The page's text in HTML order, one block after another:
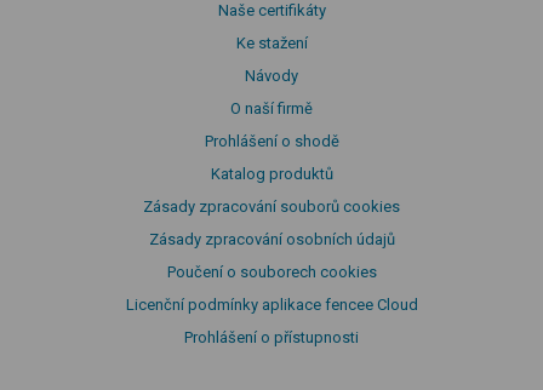
Naše certifikáty
Ke stažení
Návody
O naší firmě
Prohlášení o shodě
Katalog produktů
Zásady zpracování souborů cookies
Zásady zpracování osobních údajů
Poučení o souborech cookies
Licenční podmínky aplikace fencee Cloud
Prohlášení o přístupnosti